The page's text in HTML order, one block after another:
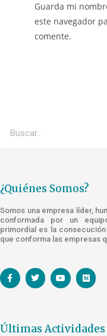
Guarda mi
este navegador
comente.
¿Quiénes Somos?
Somos una empresa líder,
conformada por un
primordial es la
que conforma las empresas
Últimas Actividades